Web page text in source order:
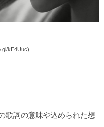
kE4Uuc)
歌詞の意味や込められた想